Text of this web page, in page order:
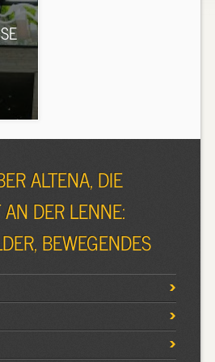
ALTENA, DIE
DER LENNE:
BEWEGENDES